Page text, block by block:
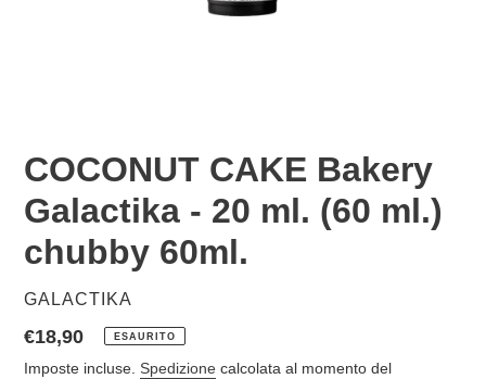
COCONUT CAKE Bakery
Galactika - 20 ml. (60 ml.)
chubby 60ml.
VENDITORE
GALACTIKA
Prezzo
di
€18,90 ESAURITO
Imposte incluse. Spedizione calcolata al momento del